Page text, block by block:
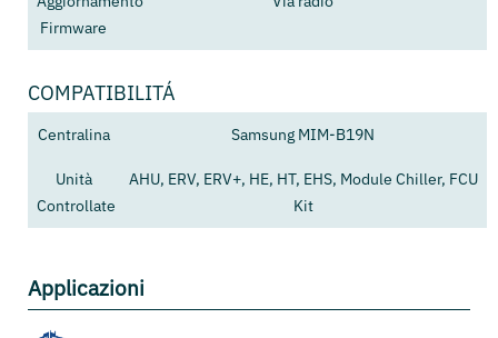
Firmware
COMPATIBILITÁ
Centralina Samsung MIM-B19N
Unità
Controllate
AHU, ERV, ERV+, HE, HT, EHS, Module Chiller, FCU
Kit
Applicazioni